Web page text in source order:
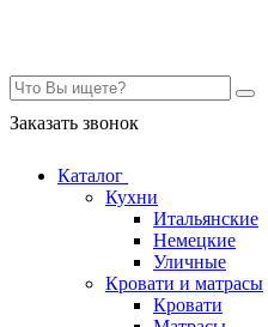
Заказать звонок
Каталог
Кухни
Итальянские
Немецкие
Уличные
Кровати и матрасы
Кровати